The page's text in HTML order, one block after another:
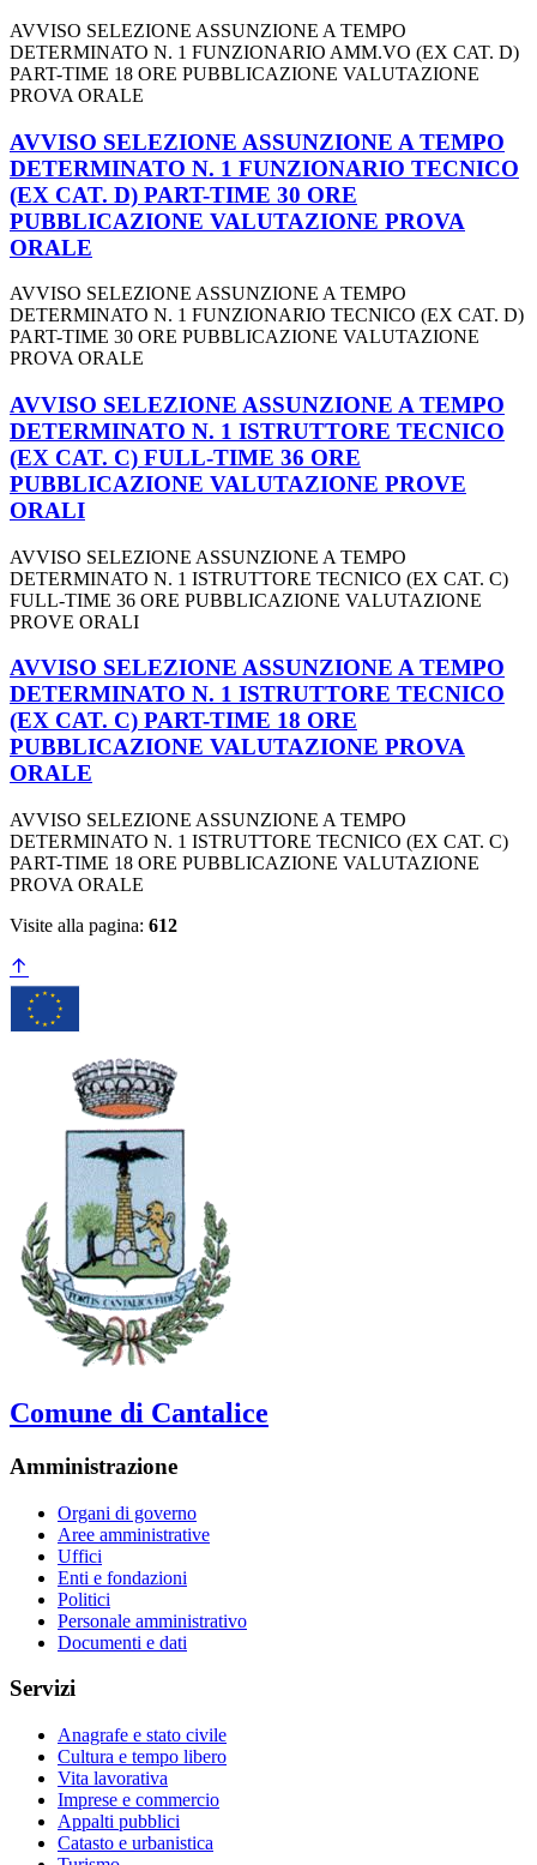
AVVISO SELEZIONE ASSUNZIONE A TEMPO
DETERMINATO N. 1 FUNZIONARIO AMM.VO (EX CAT. D)
PART-TIME 18 ORE PUBBLICAZIONE VALUTAZIONE
PROVA ORALE
AVVISO SELEZIONE ASSUNZIONE A TEMPO
DETERMINATO N. 1 FUNZIONARIO TECNICO
(EX CAT. D) PART-TIME 30 ORE
PUBBLICAZIONE VALUTAZIONE PROVA
ORALE
AVVISO SELEZIONE ASSUNZIONE A TEMPO
DETERMINATO N. 1 FUNZIONARIO TECNICO (EX CAT. D)
PART-TIME 30 ORE PUBBLICAZIONE VALUTAZIONE
PROVA ORALE
AVVISO SELEZIONE ASSUNZIONE A TEMPO
DETERMINATO N. 1 ISTRUTTORE TECNICO
(EX CAT. C) FULL-TIME 36 ORE
PUBBLICAZIONE VALUTAZIONE PROVE
ORALI
AVVISO SELEZIONE ASSUNZIONE A TEMPO
DETERMINATO N. 1 ISTRUTTORE TECNICO (EX CAT. C)
FULL-TIME 36 ORE PUBBLICAZIONE VALUTAZIONE
PROVE ORALI
AVVISO SELEZIONE ASSUNZIONE A TEMPO
DETERMINATO N. 1 ISTRUTTORE TECNICO
(EX CAT. C) PART-TIME 18 ORE
PUBBLICAZIONE VALUTAZIONE PROVA
ORALE
AVVISO SELEZIONE ASSUNZIONE A TEMPO
DETERMINATO N. 1 ISTRUTTORE TECNICO (EX CAT. C)
PART-TIME 18 ORE PUBBLICAZIONE VALUTAZIONE
PROVA ORALE
Visite alla pagina: 612
Comune di Cantalice
Amministrazione
Organi di governo
Aree amministrative
Uffici
Enti e fondazioni
Politici
Personale amministrativo
Documenti e dati
Servizi
Anagrafe e stato civile
Cultura e tempo libero
Vita lavorativa
Imprese e commercio
Appalti pubblici
Catasto e urbanistica